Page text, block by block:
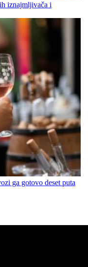
iznajmljivača i
ga gotovo deset puta